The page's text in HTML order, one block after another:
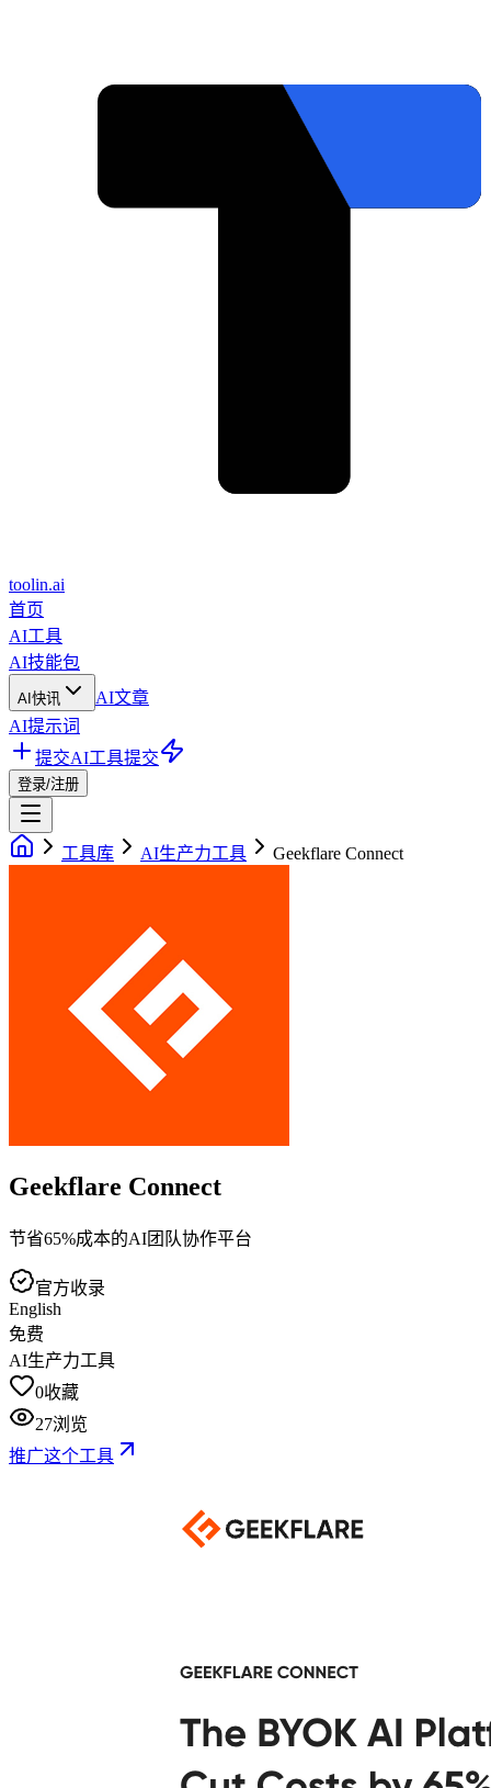
toolin.ai
首页
AI工具
AI技能包
AI快讯
AI文章
AI提示词
提交AI工具提交
登录/注册
工具库 AI生产力工具 Geekflare Connect
Geekflare Connect
节省65%成本的AI团队协作平台
官方收录
English
免费
AI生产力工具
0收藏
27浏览
推广这个工具